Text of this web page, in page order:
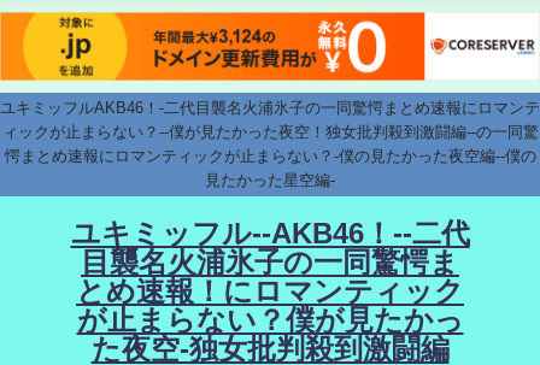
ユキミッフルAKB46！-二代目襲名火浦氷子の一同驚愕まとめ速報にロマンテ
ィックが止まらない？--僕が見たかった夜空！独女批判殺到激闘編--の一同驚
愕まとめ速報にロマンティックが止まらない？-僕の見たかった夜空編--僕の
見たかった星空編-
ユキミッフル--AKB46！--二代
目襲名火浦氷子の一同驚愕ま
とめ速報！にロマンティック
が止まらない？僕が見たかっ
た夜空-独女批判殺到激闘編